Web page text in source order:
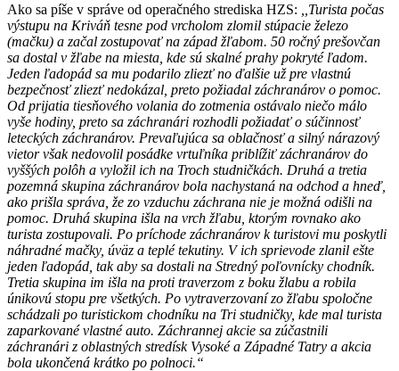
Ako sa píše v správe od operačného strediska HZS:
,,Turista počas
výstupu na Kriváň tesne pod vrcholom zlomil stúpacie železo
(mačku) a začal zostupovať na západ žľabom. 50 ročný prešovčan
sa dostal v žľabe na miesta, kde sú skalné prahy pokryté ľadom.
Jeden ľadopád sa mu podarilo zliezť no ďalšie už pre vlastnú
bezpečnosť zliezť nedokázal, preto požiadal záchranárov o pomoc.
Od prijatia tiesňového volania do zotmenia ostávalo niečo málo
vyše hodiny, preto sa záchranári rozhodli požiadať o súčinnosť
leteckých záchranárov. Prevaľujúca sa oblačnosť a silný nárazový
vietor však nedovolil posádke vrtuľníka priblížiť záchranárov do
vyššých polôh a vyložil ich na Troch studničkách. Druhá a tretia
pozemná skupina záchranárov bola nachystaná na odchod a hneď,
ako prišla správa, že zo vzduchu záchrana nie je možná odišli na
pomoc. Druhá skupina išla na vrch žľabu, ktorým rovnako ako
turista zostupovali. Po príchode záchranárov k turistovi mu poskytli
náhradné mačky, úväz a teplé tekutiny. V ich sprievode zlanil ešte
jeden ľadopád, tak aby sa dostali na Stredný poľovnícky chodník.
Tretia skupina im išla na proti traverzom z boku žlabu a robila
únikovú stopu pre všetkých. Po vytraverzovaní zo žľabu spoločne
schádzali po turistickom chodníku na Tri studničky, kde mal turista
zaparkované vlastné auto. Záchrannej akcie sa zúčastnili
záchranári z oblastných stredísk Vysoké a Západné Tatry a akcia
bola ukončená krátko po polnoci.“